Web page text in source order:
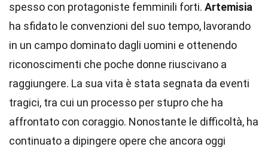
spesso con protagoniste femminili forti. Artemisia
ha sfidato le convenzioni del suo tempo, lavorando
in un campo dominato dagli uomini e ottenendo
riconoscimenti che poche donne riuscivano a
raggiungere. La sua vita è stata segnata da eventi
tragici, tra cui un processo per stupro che ha
affrontato con coraggio. Nonostante le difficoltà, ha
continuato a dipingere opere che ancora oggi